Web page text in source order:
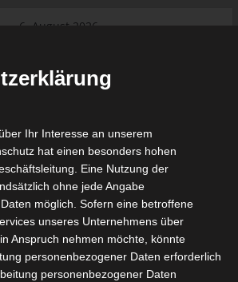
6. August 2026
lehnt Eilverfahren ab – AS Soliman
steuert auf die Ligue 2 zu
2026 (Update)
El Gawafel Sportives de Gafsa
(EGSG) kündigt Rückzug aus der
Meisterschaft an
Ligue 1 Pro: Spielplan der ersten 15
Spieltage der Saison 2026/2027
Ligue 2 Pro Tunesien 2026/2027 –
Saison beginnt am am 19./20.
September 2026Ligafußball
Ihr Interesse an unserem
hat einen besonders hohen
Eine Nutzung der
ohne jede Angabe
möglich. Sofern eine betroffene
unseres Unternehmens über
Anspruch nehmen möchte, könnte
personenbezogener Daten erforderlich
personenbezogener Daten